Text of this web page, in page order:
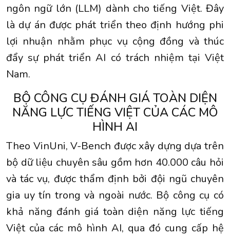
ngôn ngữ lớn (LLM) dành cho tiếng Việt. Đây
là dự án được phát triển theo định hướng phi
lợi nhuận nhằm phục vụ cộng đồng và thúc
đẩy sự phát triển AI có trách nhiệm tại Việt
Nam.
BỘ CÔNG CỤ ĐÁNH GIÁ TOÀN DIỆN
NĂNG LỰC TIẾNG VIỆT CỦA CÁC MÔ
HÌNH AI
Theo VinUni, V-Bench được xây dựng dựa trên
bộ dữ liệu chuyên sâu gồm hơn 40.000 câu hỏi
và tác vụ, được thẩm định bởi đội ngũ chuyên
gia uy tín trong và ngoài nước. Bộ công cụ có
khả năng đánh giá toàn diện năng lực tiếng
Việt của các mô hình AI, qua đó cung cấp hệ